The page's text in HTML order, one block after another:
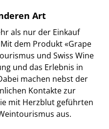
Art
als nur der Einkauf
dem Produkt «Grape
und Swiss Wine
und das Erlebnis in
machen nebst der
Kontakte zur
mit Herzblut geführten
aus.